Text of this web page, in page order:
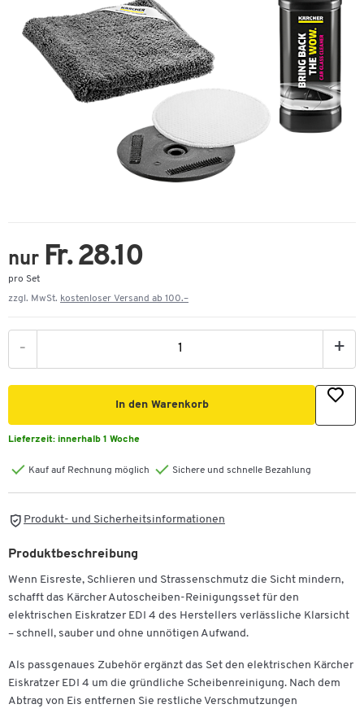
nur Fr. 28.10
pro Set
zzgl. MwSt. kostenloser Versand ab 100.–
- +
In den Warenkorb
Lieferzeit: innerhalb 1 Woche
Kauf auf Rechnung möglich Sichere und schnelle Bezahlung
Produkt- und Sicherheitsinformationen
Produktbeschreibung
Wenn Eisreste, Schlieren und Strassenschmutz die Sicht mindern,
schafft das Kärcher Autoscheiben-Reinigungsset für den
elektrischen Eiskratzer EDI 4 des Herstellers verlässliche Klarsicht
– schnell, sauber und ohne unnötigen Aufwand.
Als passgenaues Zubehör ergänzt das Set den elektrischen Kärcher
Eiskratzer EDI 4 um die gründliche Scheibenreinigung. Nach dem
Abtrag von Eis entfernen Sie restliche Verschmutzungen